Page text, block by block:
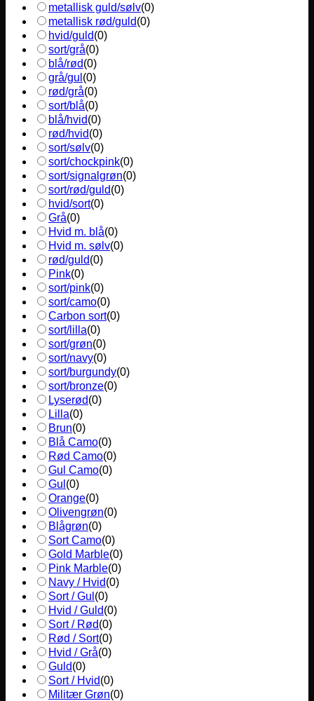
metallisk guld/sølv(0)
metallisk rød/guld(0)
hvid/guld(0)
sort/grå(0)
blå/rød(0)
grå/gul (0)
rød/grå(0)
sort/blå(0)
blå/hvid(0)
rød/hvid(0)
sort/sølv(0)
sort/chockpink(0)
sort/signalgrøn(0)
sort/rød/guld(0)
hvid/sort(0)
Grå(0)
Hvid m. blå(0)
Hvid m. sølv(0)
rød/guld(0)
Pink(0)
sort/pink(0)
sort/camo(0)
Carbon sort(0)
sort/lilla(0)
sort/grøn(0)
sort/navy(0)
sort/burgundy(0)
sort/bronze(0)
Lyserød(0)
Lilla(0)
Brun(0)
Blå Camo(0)
Rød Camo(0)
Gul Camo(0)
Gul (0)
Orange(0)
Olivengrøn(0)
Blågrøn(0)
Sort Camo(0)
Gold Marble(0)
Pink Marble(0)
Navy / Hvid(0)
Sort / Gul (0)
Hvid / Guld(0)
Sort / Rød(0)
Rød / Sort(0)
Hvid / Grå(0)
Guld(0)
Sort / Hvid(0)
Militær Grøn(0)